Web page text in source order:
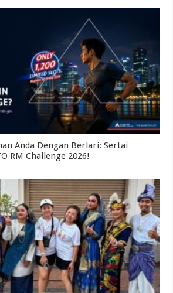
Anda Dengan Berlari: Sertai
RM Challenge 2026!